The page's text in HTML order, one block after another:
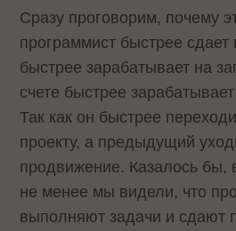
Сразу проговорим, почему
программист быстрее сдает
быстрее зарабатывает на
счете быстрее
Так как он быстрее
проекту, а предыдущий
продвижение. Казалось бы,
не менее мы видели, что
выполняют задачи и сдают